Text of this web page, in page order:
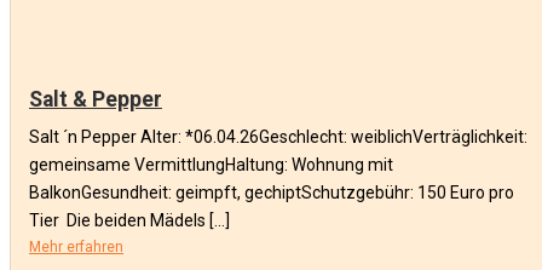
Salt & Pepper
Salt ´n Pepper Alter: *06.04.26Geschlecht: weiblichVerträglichkeit:
gemeinsame VermittlungHaltung: Wohnung mit
BalkonGesundheit: geimpft, gechiptSchutzgebühr: 150 Euro pro
Tier Die beiden Mädels […]
Mehr erfahren